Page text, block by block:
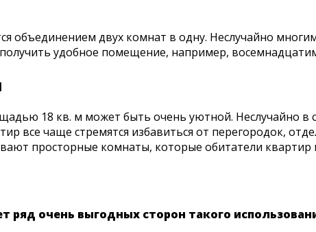
объединением двух комнат в одну. Неслучайно
удобное помещение, например,
18 кв. м может быть очень уютной. Неслучайно в
все чаще стремятся избавиться от перегородок,
просторные комнаты, которые обитатели квартир
ряд очень выгодных сторон такого